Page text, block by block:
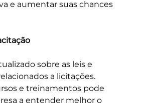
e aumentar suas chances
sobre as leis e
a licitações.
e treinamentos pode
a entender melhor o